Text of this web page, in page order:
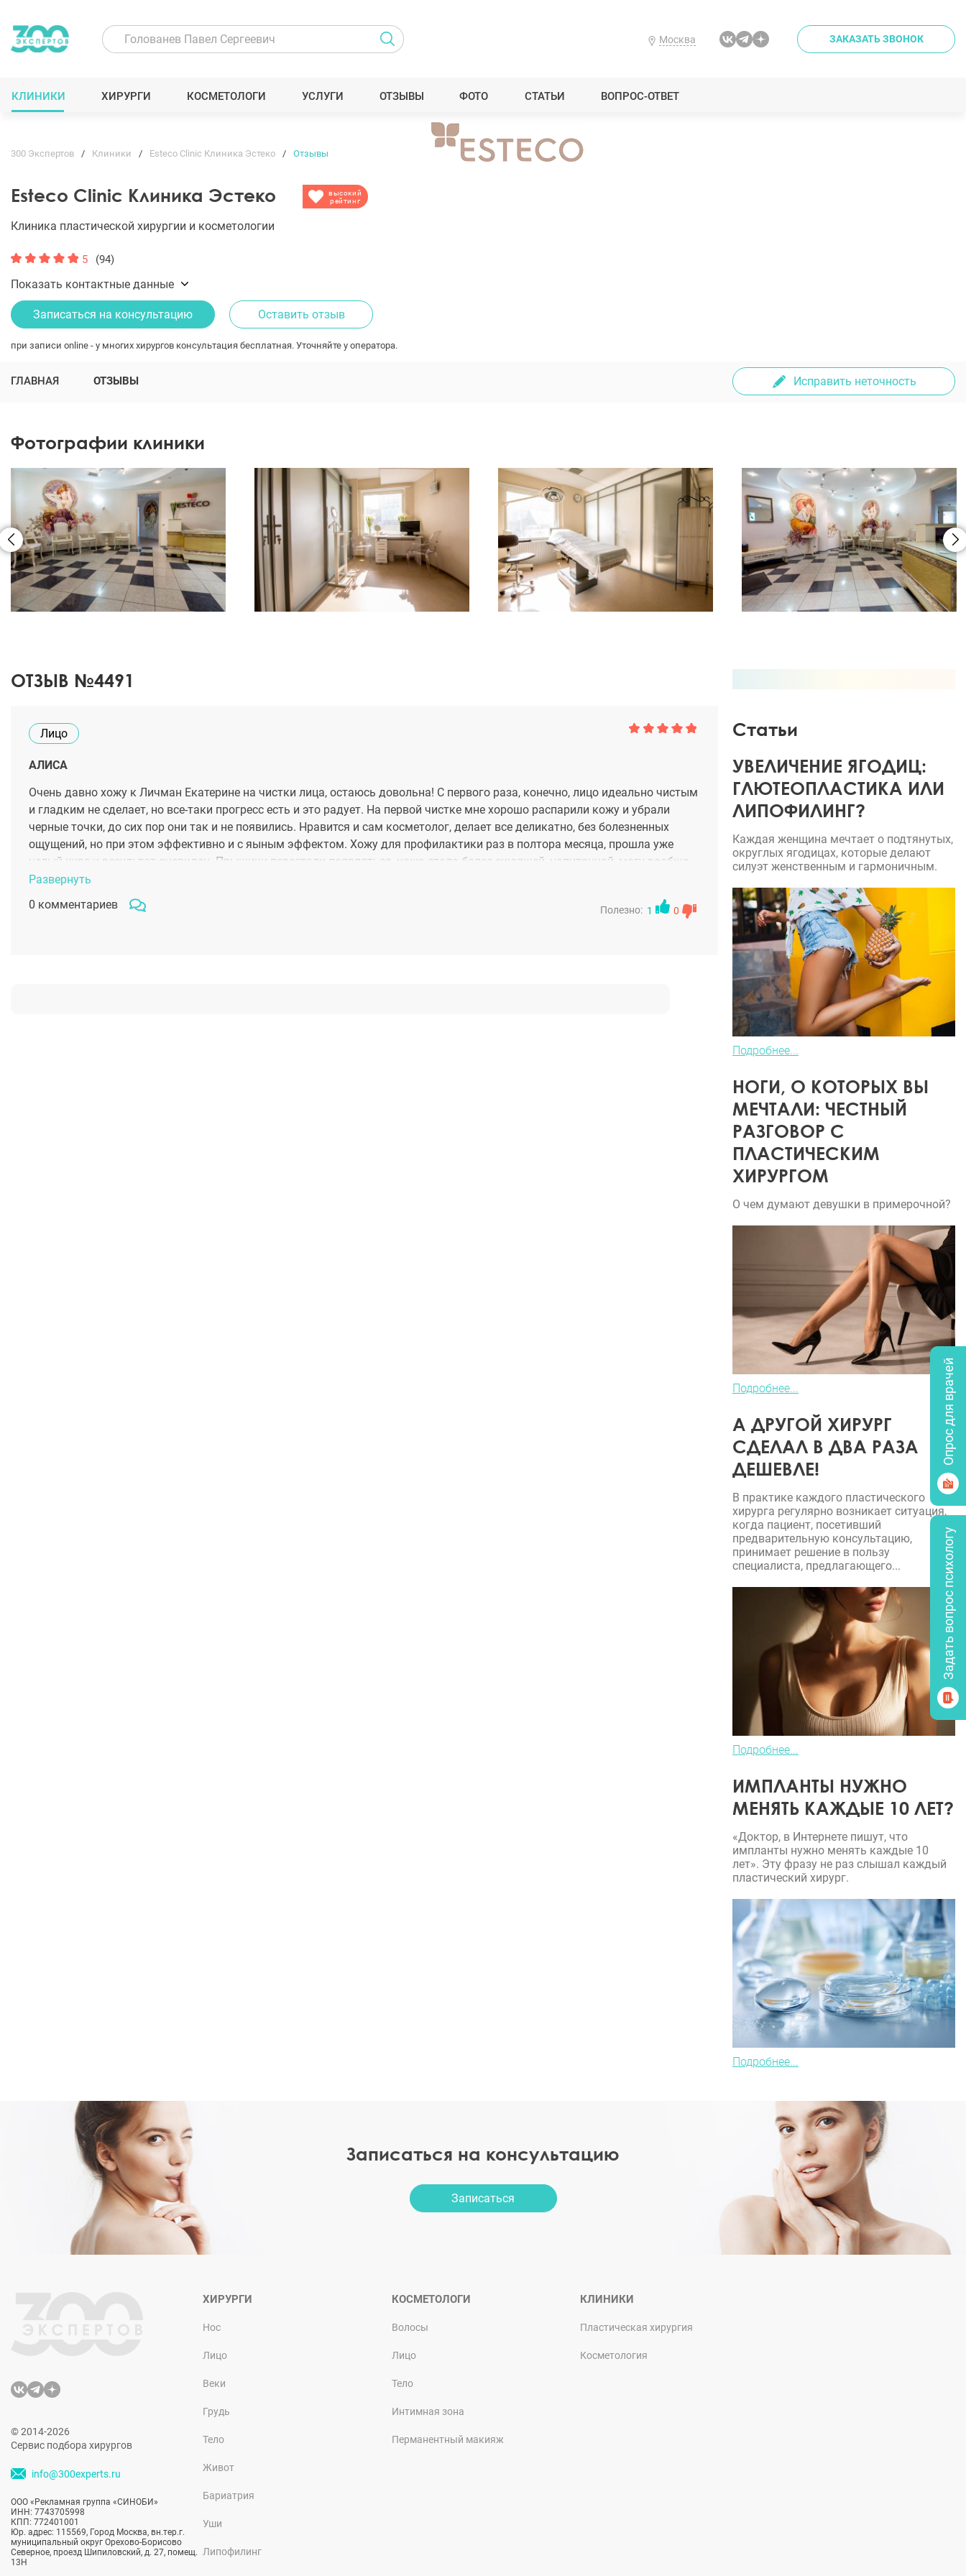
Москва ЗАКАЗАТЬ ЗВОНОК
КЛИНИКИ ХИРУРГИ КОСМЕТОЛОГИ УСЛУГИ ОТЗЫВЫ ФОТО СТАТЬИ ВОПРОС-ОТВЕТ
300 Экспертов Клиники Esteco Clinic Клиника Эстеко Отзывы
Esteco Clinic Клиника Эстеко
высокий
рейтинг
Клиника пластической хирургии и косметологии
5 (94)
Показать контактные данные
Записаться на консультацию Оставить отзыв
при записи online - у многих хирургов консультация бесплатная. Уточняйте у оператора.
ГЛАВНАЯ ОТЗЫВЫ Исправить неточность
Фотографии клиники
ОТЗЫВ №4491
Лицо
АЛИСА
Очень давно хожу к Личман Екатерине на чистки лица, остаюсь довольна! С первого раза, конечно, лицо идеально чистым
и гладким не сделает, но все-таки прогресс есть и это радует. На первой чистке мне хорошо распарили кожу и убрали
черные точки, до сих пор они так и не появились. Нравится и сам косметолог, делает все деликатно, без болезненных
ощущений, но при этом эффективно и с яыным эффектом. Хожу для профилактики раз в полтора месяца, прошла уже
целый курс и результат очевиден. Прыщики перестали появляться, кожа стала более сиюящей, напитанной, могу вообще
не пользоваться кремами и сыворотками.
Развернуть
0 комментариев
Полезно: 1 0
Статьи
УВЕЛИЧЕНИЕ ЯГОДИЦ:
ГЛЮТЕОПЛАСТИКА ИЛИ
ЛИПОФИЛИНГ?
Каждая женщина мечтает о подтянутых,
округлых ягодицах, которые делают
силуэт женственным и гармоничным.
Подробнее...
НОГИ, О КОТОРЫХ ВЫ
МЕЧТАЛИ: ЧЕСТНЫЙ
РАЗГОВОР С
ПЛАСТИЧЕСКИМ
ХИРУРГОМ
О чем думают девушки в примерочной?
Подробнее...
А ДРУГОЙ ХИРУРГ
СДЕЛАЛ В ДВА РАЗА
ДЕШЕВЛЕ!
В практике каждого пластического
хирурга регулярно возникает ситуация,
когда пациент, посетивший
предварительную консультацию,
принимает решение в пользу
специалиста, предлагающего...
Подробнее...
ИМПЛАНТЫ НУЖНО
МЕНЯТЬ КАЖДЫЕ 10 ЛЕТ?
«Доктор, в Интернете пишут, что
импланты нужно менять каждые 10
лет». Эту фразу не раз слышал каждый
пластический хирург.
Подробнее...
Записаться на консультацию
Записаться
© 2014-2026
Сервис подбора хирургов
info@300experts.ru
ООО «Рекламная группа «СИНОБИ»
ИНН: 7743705998
КПП: 772401001
Юр. адрес: 115569, Город Москва, вн.тер.г.
муниципальный округ Орехово-Борисово
Северное, проезд Шипиловский, д. 27, помещ.
13Н
ХИРУРГИ
Нос
Лицо
Веки
Грудь
Тело
Живот
Бариатрия
Уши
Липофилинг
КОСМЕТОЛОГИ
Волосы
Лицо
Тело
Интимная зона
Перманентный макияж
КЛИНИКИ
Пластическая хирургия
Косметология
Опрос для врачей
Задать вопрос психологу